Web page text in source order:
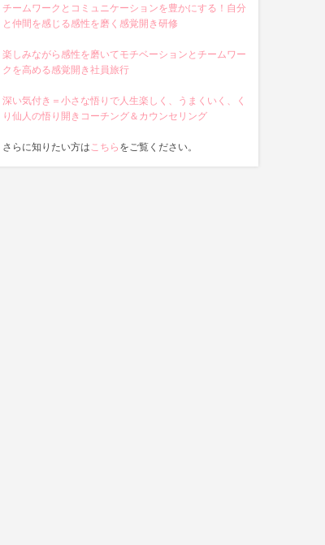
チームワークとコミュニケーションを豊かにする！自分
と仲間を感じる感性を磨く感覚開き研修
楽しみながら感性を磨いてモチベーションとチームワー
クを高める感覚開き社員旅行
深い気付き＝小さな悟りで人生楽しく、うまくいく、く
り仙人の悟り開きコーチング＆カウンセリング
さらに知りたい方はこちらをご覧ください。